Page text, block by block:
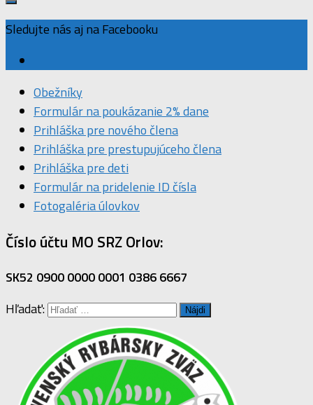
Sledujte nás aj na Facebooku
Obežníky
Formulár na poukázanie 2% dane
Prihláška pre nového člena
Prihláška pre prestupujúceho člena
Prihláška pre deti
Formulár na pridelenie ID čísla
Fotogaléria úlovkov
Číslo účtu MO SRZ Orlov:
SK52 0900 0000 0001 0386 6667
Hľadať: